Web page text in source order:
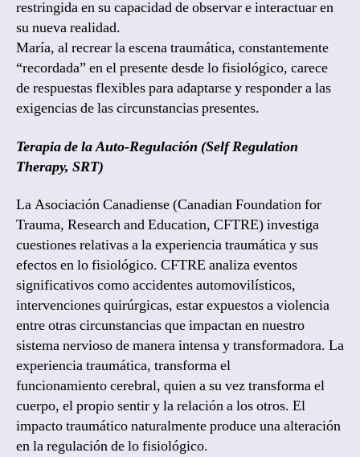
restringida en su capacidad de observar e interactuar en
su nueva realidad.
María, al recrear la escena traumática, constantemente
“recordada” en el presente desde lo fisiológico, carece
de respuestas flexibles para adaptarse y responder a las
exigencias de las circunstancias presentes.
Terapia de la Auto-Regulación (Self Regulation
Therapy, SRT)
La Asociación Canadiense (Canadian Foundation for
Trauma, Research and Education, CFTRE) investiga
cuestiones relativas a la experiencia traumática y sus
efectos en lo fisiológico. CFTRE analiza eventos
significativos como accidentes automovilísticos,
intervenciones quirúrgicas, estar expuestos a violencia
entre otras circunstancias que impactan en nuestro
sistema nervioso de manera intensa y transformadora. La
experiencia traumática, transforma el
funcionamiento cerebral, quien a su vez transforma el
cuerpo, el propio sentir y la relación a los otros. El
impacto traumático naturalmente produce una alteración
en la regulación de lo fisiológico.